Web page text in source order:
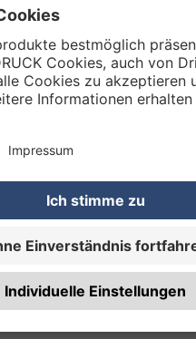
(von Experten empf.)
+ hinten (Hart-PVC glasklar)